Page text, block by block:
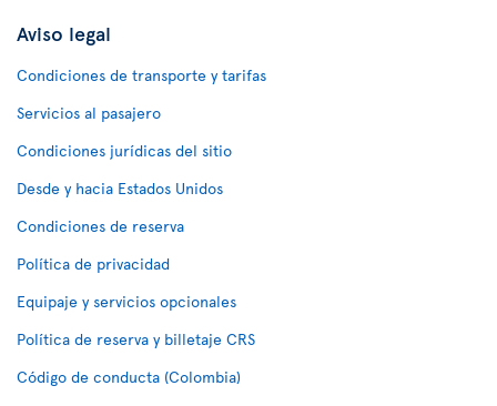
Aviso legal
Condiciones de transporte y tarifas
Servicios al pasajero
Condiciones jurídicas del sitio
Desde y hacia Estados Unidos
Condiciones de reserva
Política de privacidad
Equipaje y servicios opcionales
Política de reserva y billetaje CRS
Código de conducta (Colombia)